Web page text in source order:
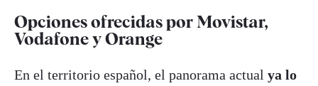
Opciones ofrecidas por Movistar,
Vodafone y Orange
En el territorio español, el panorama actual ya lo